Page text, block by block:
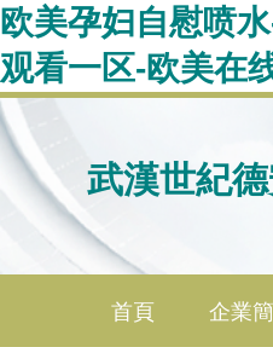
欧美孕妇自慰喷
观看一区-欧美在
武漢世紀
首頁 企業